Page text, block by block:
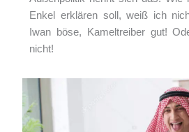
Enkel erklären soll, weiß ich
Iwan böse, Kameltreiber gut!
nicht!